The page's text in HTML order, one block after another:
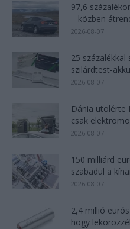
97,6
– közben
2026-08-07
25
szilárdtest-
2026-08-07
Dánia utolérte
csak
2026-08-07
150 milliárd
szabadul a
2026-08-07
2,4 millió
hogy